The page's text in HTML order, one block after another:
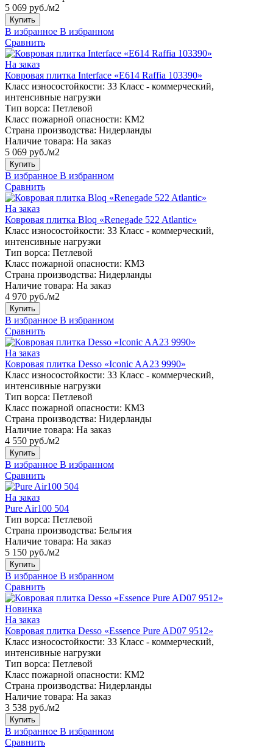
5 069 руб./м2
Купить
В избранное В избранном
Сравнить
На заказ
Ковровая плитка Interface «E614 Raffia 103390»
Класс износостойкости: 33 Класс - коммерческий,
интенсивные нагрузки
Тип ворса: Петлевой
Класс пожарной опасности: КМ2
Страна производства: Нидерланды
Наличие товара: На заказ
5 069 руб./м2
Купить
В избранное В избранном
Сравнить
На заказ
Ковровая плитка Bloq «Renegade 522 Atlantic»
Класс износостойкости: 33 Класс - коммерческий,
интенсивные нагрузки
Тип ворса: Петлевой
Класс пожарной опасности: КМ3
Страна производства: Нидерланды
Наличие товара: На заказ
4 970 руб./м2
Купить
В избранное В избранном
Сравнить
На заказ
Ковровая плитка Desso «Iconic AA23 9990»
Класс износостойкости: 33 Класс - коммерческий,
интенсивные нагрузки
Тип ворса: Петлевой
Класс пожарной опасности: КМ3
Страна производства: Нидерланды
Наличие товара: На заказ
4 550 руб./м2
Купить
В избранное В избранном
Сравнить
На заказ
Pure Air100 504
Тип ворса: Петлевой
Страна производства: Бельгия
Наличие товара: На заказ
5 150 руб./м2
Купить
В избранное В избранном
Сравнить
Новинка
На заказ
Ковровая плитка Desso «Essence Pure AD07 9512»
Класс износостойкости: 33 Класс - коммерческий,
интенсивные нагрузки
Тип ворса: Петлевой
Класс пожарной опасности: КМ2
Страна производства: Нидерланды
Наличие товара: На заказ
3 538 руб./м2
Купить
В избранное В избранном
Сравнить